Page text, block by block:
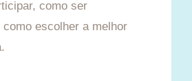
como ser
como escolher a melhor